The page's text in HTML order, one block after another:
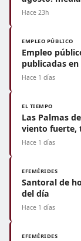
Hace 23h
EMPLEO PÚBLICO
Empleo
publicadas en
Hace 1 días
EL TIEMPO
Las Palmas
viento fuerte,
Hace 1 días
EFEMÉRIDES
Santoral de
del día
Hace 1 días
EFEMÉRIDES